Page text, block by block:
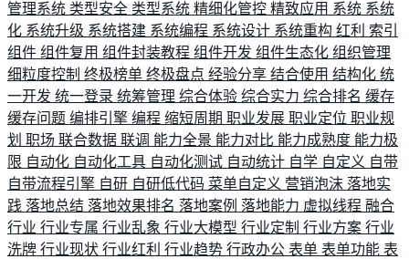
管理系统 类型安全 类型系统 精细化管控 精致应用 系统 系统
化 系统升级 系统搭建 系统编程 系统设计 系统重构 红利 索引
组件 组件复用 组件封装教程 组件开发 组件生态化 组织管理
细粒度控制 终极榜单 终极盘点 经验分享 结合使用 结构化 统
一开发 统一登录 统筹管理 综合体验 综合实力 综合排名 缓存
缓存问题 编排引擎 编程 缩短周期 职业发展 职业定位 职业规
划 职场 联合数据 联调 能力全景 能力对比 能力成熟度 能力极
限 自动化 自动化工具 自动化测试 自动统计 自学 自定义 自带
自带流程引擎 自研 自研低代码 菜单自定义 营销泡沫 落地实
践 落地总结 落地效果排名 落地案例 落地能力 虚拟线程 融合
行业 行业专属 行业乱象 行业大模型 行业定制 行业方案 行业
洗牌 行业现状 行业红利 行业趋势 行政办公 表单 表单功能 表